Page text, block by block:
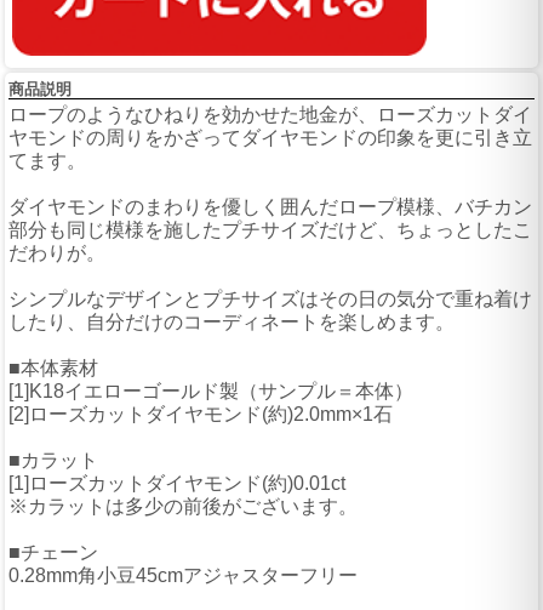
商品説明
ロープのようなひねりを効かせた地金が、ローズカットダイ
ヤモンドの周りをかざってダイヤモンドの印象を更に引き立
てます。
ダイヤモンドのまわりを優しく囲んだロープ模様、バチカン
部分も同じ模様を施したプチサイズだけど、ちょっとしたこ
だわりが。
シンプルなデザインとプチサイズはその日の気分で重ね着け
したり、自分だけのコーディネートを楽しめます。
■本体素材
[1]K18イエローゴールド製（サンプル＝本体）
[2]ローズカットダイヤモンド(約)2.0mm×1石
■カラット
[1]ローズカットダイヤモンド(約)0.01ct
※カラットは多少の前後がございます。
■チェーン
0.28mm角小豆45cmアジャスターフリー